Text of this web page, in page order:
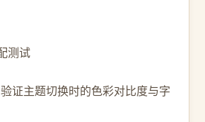
测试
证主题切换时的色彩对比度与字